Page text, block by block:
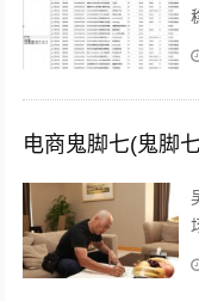
电商鬼脚七(鬼脚